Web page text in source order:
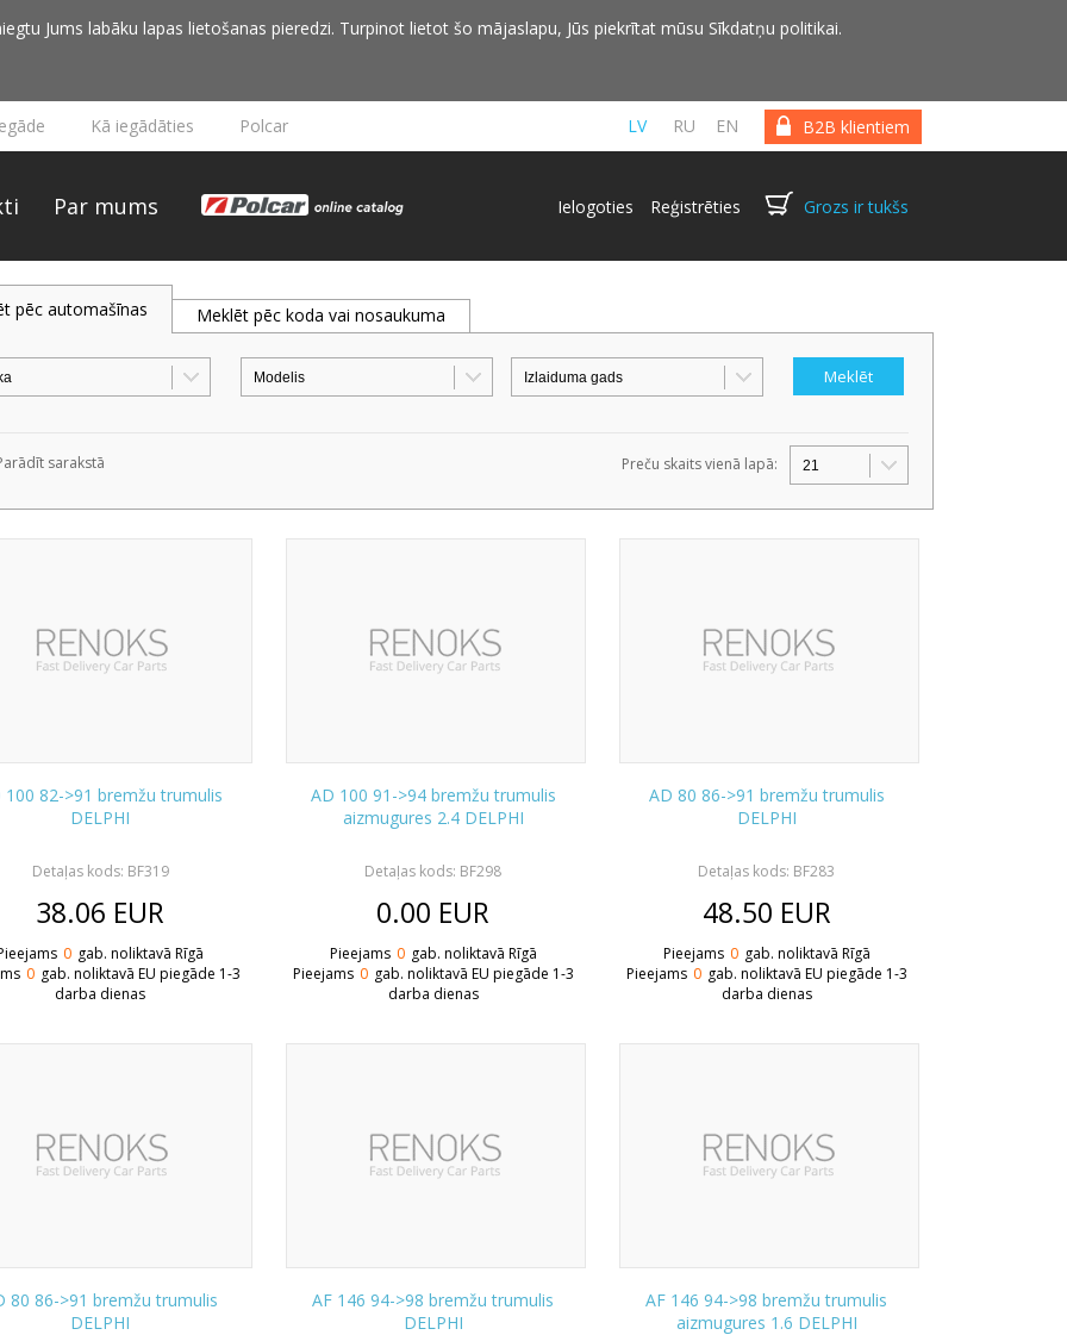
Jums labāku lapas lietošanas pieredzi. Turpinot lietot šo mājaslapu, Jūs piekrītat mūsu Sīkdatņu politikai.
B2B klientiem
LV RU EN
Kā iegādāties Polcar
Par mums Ielogoties Reģistrēties Grozs ir tukšs
pēc automašīnas Meklēt pēc koda vai nosaukuma
sarakstā Preču skaits vienā lapā:
100 82->91 bremžu trumulis
DELPHI
Detaļas kods: BF319
38.06 EUR
0 gab. noliktavā Rīgā
0 gab. noliktavā EU piegāde 1-3
darba dienas
AD 100 91->94 bremžu trumulis
aizmugures 2.4 DELPHI
Detaļas kods: BF298
0.00 EUR
Pieejams 0 gab. noliktavā Rīgā
Pieejams 0 gab. noliktavā EU piegāde 1-3
darba dienas
AD 80 86->91 bremžu trumulis
DELPHI
Detaļas kods: BF283
48.50 EUR
Pieejams 0 gab. noliktavā Rīgā
Pieejams 0 gab. noliktavā EU piegāde 1-3
darba dienas
80 86->91 bremžu trumulis
DELPHI
AF 146 94->98 bremžu trumulis
DELPHI
AF 146 94->98 bremžu trumulis
aizmugures 1.6 DELPHI